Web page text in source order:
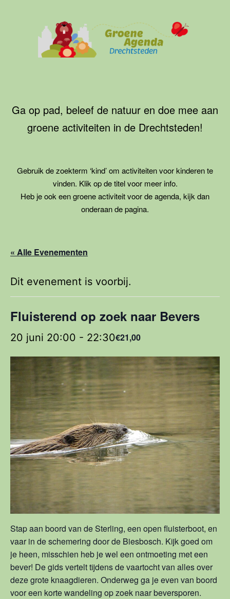
Drechtsteden
Ga op pad, beleef de natuur en doe mee aan
groene activiteiten in de Drechtsteden!
Gebruik de zoekterm ‘kind’ om activiteiten voor kinderen te
vinden. Klik op de titel voor meer info.
Heb je ook een groene activiteit voor de agenda, kijk dan
onderaan de pagina.
« Alle Evenementen
Dit evenement is voorbij.
Fluisterend op zoek naar Bevers
20 juni 20:00 - 22:30€21,00
Stap aan boord van de Sterling, een open fluisterboot, en
vaar in de schemering door de Biesbosch. Kijk goed om
je heen, misschien heb je wel een ontmoeting met een
bever! De gids vertelt tijdens de vaartocht van alles over
deze grote knaagdieren. Onderweg ga je even van boord
voor een korte wandeling op zoek naar beversporen.